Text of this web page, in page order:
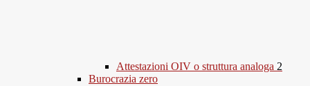
Attestazioni OIV o struttura analoga 2
Burocrazia zero